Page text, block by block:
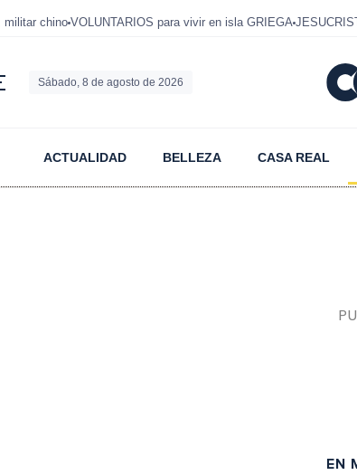
militar chino VOLUNTARIOS para vivir en isla GRIEGA
Sábado, 8 de agosto de 2026
ACTUALIDAD BELLEZA CASA REAL
EN